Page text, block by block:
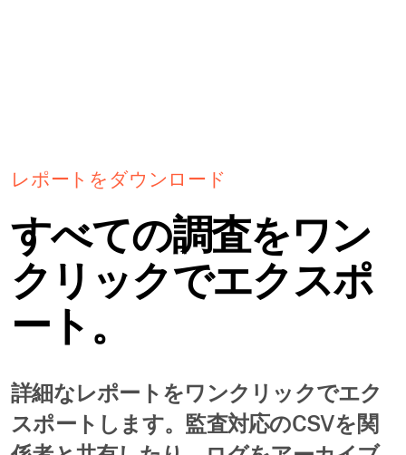
レポートをダウンロード
すべての調査をワン
クリックでエクスポ
ート。
詳細なレポートをワンクリックでエク
スポートします。監査対応のCSVを関